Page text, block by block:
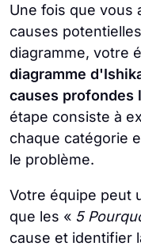
Une fois que vous
causes
diagramme, votre
diagramme
causes profondes
étape consiste à
chaque catégorie
le problème.
Votre équipe peut
que les « 5
cause et identifier